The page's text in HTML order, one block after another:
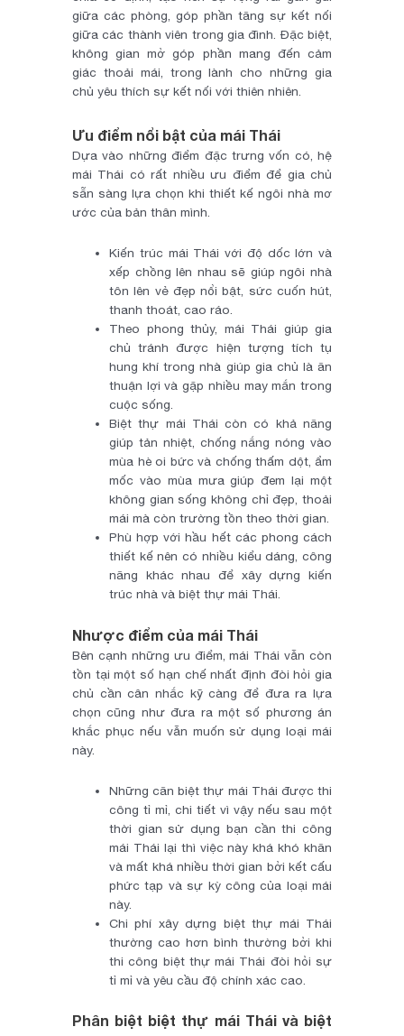
giữa các phòng, góp phần tăng sự kết nối
giữa các thành viên trong gia đình. Đặc biệt,
không gian mở góp phần mang đến cảm
giác thoải mái, trong lành cho những gia
chủ yêu thích sự kết nối với thiên nhiên.
Ưu điểm nổi bật của mái Thái
Dựa vào những điểm đặc trưng vốn có, hệ
mái Thái có rất nhiều ưu điểm để gia chủ
sẵn sàng lựa chọn khi thiết kế ngôi nhà mơ
ước của bản thân mình.
Kiến trúc mái Thái với độ dốc lớn và
xếp chồng lên nhau sẽ giúp ngôi nhà
tôn lên vẻ đẹp nổi bật, sức cuốn hút,
thanh thoát, cao ráo.
Theo phong thủy, mái Thái giúp gia
chủ tránh được hiện tượng tích tụ
hung khí trong nhà giúp gia chủ là ăn
thuận lợi và gặp nhiều may mắn trong
cuộc sống.
Biệt thự mái Thái còn có khả năng
giúp tản nhiệt, chống nắng nóng vào
mùa hè oi bức và chống thấm dột, ẩm
mốc vào mùa mưa giúp đem lại một
không gian sống không chỉ đẹp, thoải
mái mà còn trường tồn theo thời gian.
Phù hợp với hầu hết các phong cách
thiết kế nên có nhiều kiểu dáng, công
năng khác nhau để xây dựng kiến
trúc nhà và biệt thự mái Thái.
Nhược điểm của mái Thái
Bên cạnh những ưu điểm, mái Thái vẫn còn
tồn tại một số hạn chế nhất định đòi hỏi gia
chủ cần cân nhắc kỹ càng để đưa ra lựa
chọn cũng như đưa ra một số phương án
khắc phục nếu vẫn muốn sử dụng loại mái
này.
Những căn biệt thự mái Thái được thi
công tỉ mỉ, chi tiết vì vậy nếu sau một
thời gian sử dụng bạn cần thi công
mái Thái lại thì việc này khá khó khăn
và mất khá nhiều thời gian bởi kết cấu
phức tạp và sự kỳ công của loại mái
này.
Chi phí xây dựng biệt thự mái Thái
thường cao hơn bình thường bởi khi
thi công biệt thự mái Thái đòi hỏi sự
tỉ mỉ và yêu cầu độ chính xác cao.
Phân biệt biệt thự mái Thái và biệt